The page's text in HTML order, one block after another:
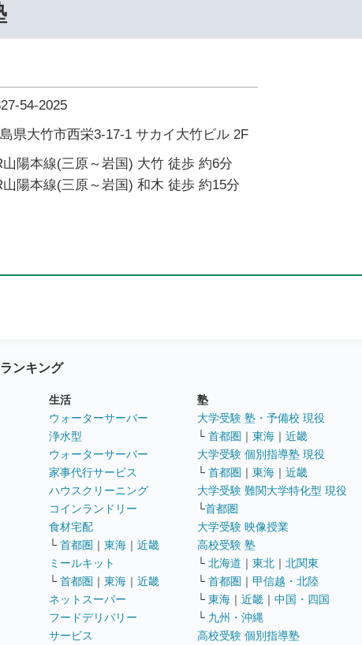
54-2025
県大竹市西栄3-17-1 サカイ大竹ビル 2F
山陽本線(三原～岩国) 大竹 徒歩 約6分
山陽本線(三原～岩国) 和木 徒歩 約15分
ンキング
生活
ウォーターサーバー
浄水型
ウォーターサーバー
家事代行サービス
ハウスクリーニング
コインランドリー
食材宅配
└ 首都圏 ｜ 東海 ｜ 近畿
ミールキット
└ 首都圏 ｜ 東海 ｜ 近畿
ネットスーパー
フードデリバリー
サービス
塾
大学受験 塾・予備校 現役
└ 首都圏 ｜ 東海 ｜ 近畿
大学受験 個別指導塾 現役
└ 首都圏 ｜ 東海 ｜ 近畿
大学受験 難関大学特化型 現役
└首都圏
大学受験 映像授業
高校受験 塾
└ 北海道 ｜ 東北 ｜ 北関東
└ 首都圏 ｜ 甲信越・北陸
└ 東海 ｜ 近畿 ｜ 中国・四国
└ 九州・沖縄
高校受験 個別指導塾